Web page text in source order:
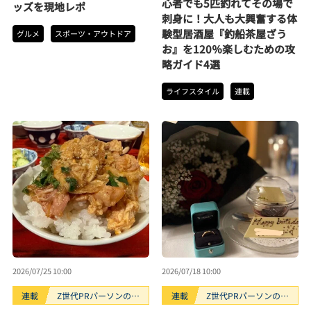
ッズを現地レポ
グルメ スポーツ・アウトドア
心者でも5匹釣れてその場で
刺身に！大人も大興奮する体
験型居酒屋『釣船茶屋ざう
お』を120％楽しむための攻
略ガイド4選
ライフスタイル 連載
2026/07/25 10:00
連載
Z世代PRパーソンのキ
2026/07/18 10:00
連載
Z世代PRパーソンのキ